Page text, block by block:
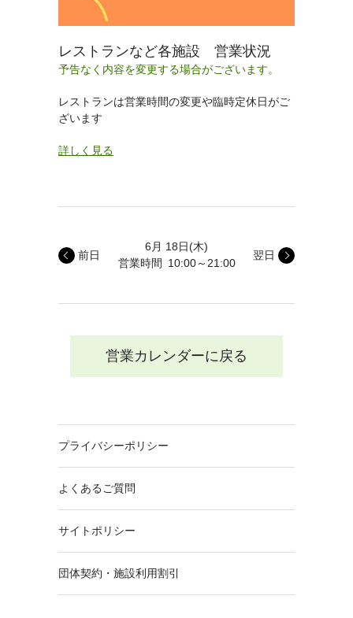
レストランなど各施設 営業状況
予告なく内容を変更する場合がございます。
レストランは営業時間の変更や臨時定休日がご
ざいます
詳しく見る
6月 18日(木)
営業時間
10:00～21:00
前日 翌日
営業カレンダーに戻る
プライバシーポリシー
よくあるご質問
サイトポリシー
団体契約・施設利用割引